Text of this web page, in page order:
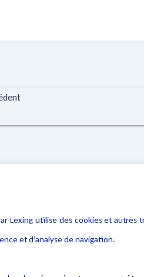
Lexing utilise des cookies et
et d’analyse de navigation.